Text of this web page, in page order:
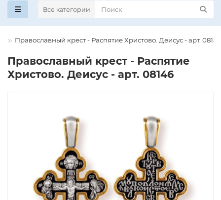
Все категории
Православны​й крест - Распятие Христово. Деисус - арт. 08146
Православны​й крест - Распятие
Христово. Деисус - арт. 08146